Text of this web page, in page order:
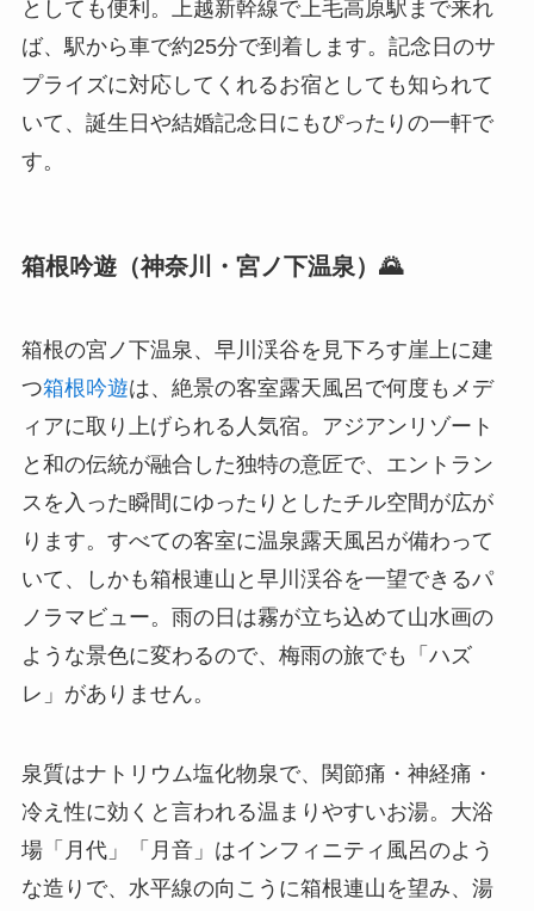
としても便利。上越新幹線で上毛高原駅まで来れ
ば、駅から車で約25分で到着します。記念日のサ
プライズに対応してくれるお宿としても知られて
いて、誕生日や結婚記念日にもぴったりの一軒で
す。
箱根吟遊（神奈川・宮ノ下温泉）🌄
箱根の宮ノ下温泉、早川渓谷を見下ろす崖上に建
つ箱根吟遊は、絶景の客室露天風呂で何度もメデ
ィアに取り上げられる人気宿。アジアンリゾート
と和の伝統が融合した独特の意匠で、エントラン
スを入った瞬間にゆったりとしたチル空間が広が
ります。すべての客室に温泉露天風呂が備わって
いて、しかも箱根連山と早川渓谷を一望できるパ
ノラマビュー。雨の日は霧が立ち込めて山水画の
ような景色に変わるので、梅雨の旅でも「ハズ
レ」がありません。
泉質はナトリウム塩化物泉で、関節痛・神経痛・
冷え性に効くと言われる温まりやすいお湯。大浴
場「月代」「月音」はインフィニティ風呂のよう
な造りで、水平線の向こうに箱根連山を望み、湯